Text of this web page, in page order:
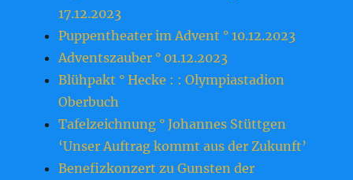
17.12.2023
Puppentheater im Advent ° 10.12.2023
Adventszauber ° 01.12.2023
Blühpakt ° Hecke : : Olympiastadion
Oberbuch
Tafelzeichnung ° Johannes Stüttgen
‘Unser Auftrag kommt aus der Zukunft’
Benefizkonzert zu Gunsten der